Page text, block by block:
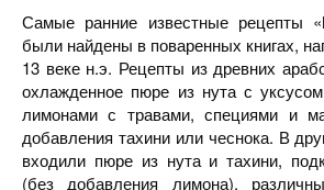
Самые ранние известные рецепты
были найдены в поваренных книгах,
13 веке н.э. Рецепты из древних
охлажденное пюре из нута с
лимонами с травами, специями и
добавления тахини или чеснока. В
входили пюре из нута и тахини,
(без добавления лимона),